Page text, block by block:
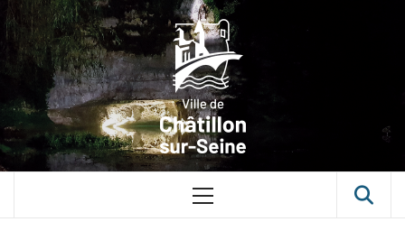
to
content
VILLE
SUR-SEINE
UNE VILLE DANS UN PARC
Primary